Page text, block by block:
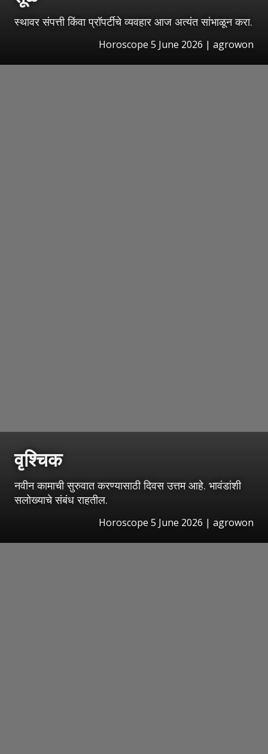
स्थावर संपत्ती किंवा प्रॉपर्टीचे व्यवहार आज अत्यंत सांभाळून करा.
Horoscope 5 June 2026 | agrowon
वृश्चिक
नवीन कामाची सुरुवात करण्यासाठी दिवस उत्तम आहे. भावंडांशी
सलोख्याचे संबंध राहतील.
Horoscope 5 June 2026 | agrowon